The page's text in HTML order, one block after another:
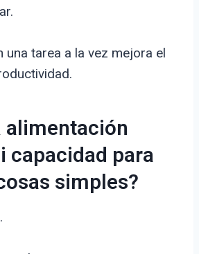
una tarea a la vez mejora el
alimentación
capacidad para
simples?